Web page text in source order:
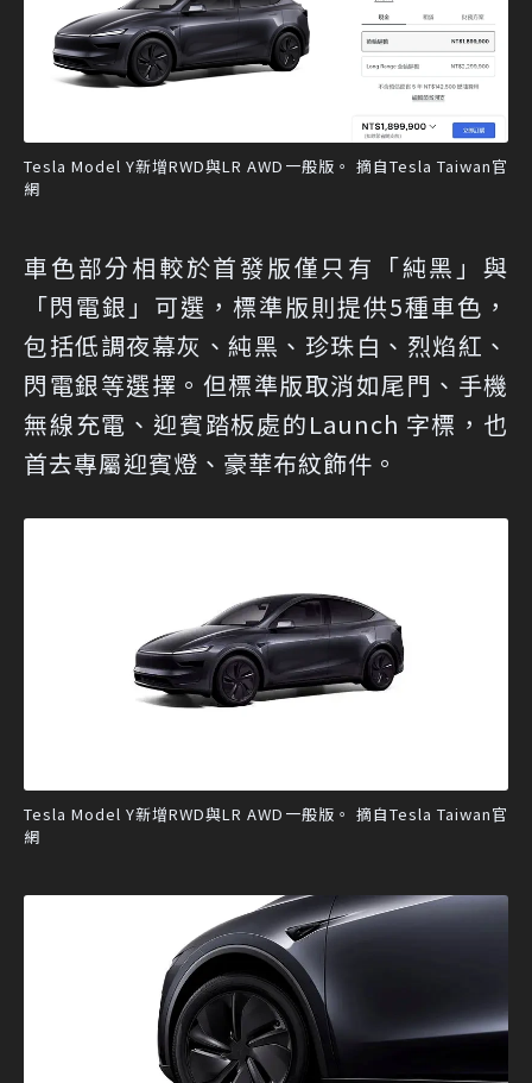
Tesla Model Y新增RWD與LR AWD一般版。 摘自Tesla Taiwan官
網
車色部分相較於首發版僅只有「純黑」與
「閃電銀」可選，標準版則提供5種車色，
包括低調夜幕灰、純黑、珍珠白、烈焰紅、
閃電銀等選擇。但標準版取消如尾門、手機
無線充電、迎賓踏板處的Launch 字標，也
首去專屬迎賓燈、豪華布紋飾件。
Tesla Model Y新增RWD與LR AWD一般版。 摘自Tesla Taiwan官
網